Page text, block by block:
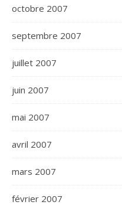
octobre 2007
septembre 2007
juillet 2007
juin 2007
mai 2007
avril 2007
mars 2007
février 2007